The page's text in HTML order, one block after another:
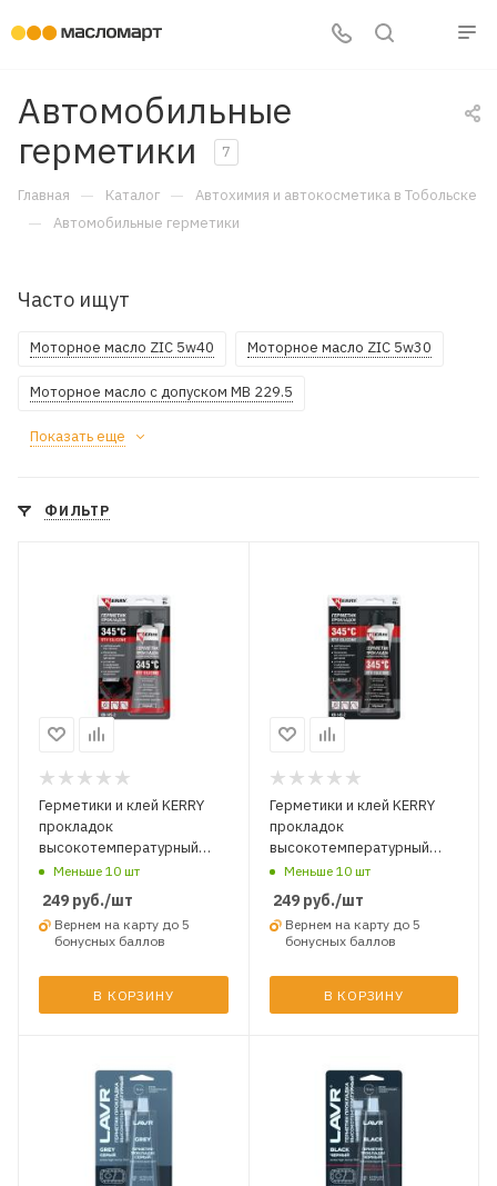
Автомобильные
герметики
7
Главная — Каталог — Автохимия и автокосметика в Тобольске
— Автомобильные герметики
Часто ищут
Моторное масло ZIC 5w40 Моторное масло ZIC 5w30
Моторное масло с допуском MB 229.5
Показать еще
ФИЛЬТР
Герметики и клей KERRY
прокладок
высокотемпературный
нейтральный RTV Серый 85
гр. Серый
Меньше 10 шт
249 руб./шт
Вернем на карту до 5
бонусных баллов
В КОРЗИНУ
Герметики и клей KERRY
прокладок
высокотемпературный
нейтральный RTV Чёрный
85 гр. Чёрный
Меньше 10 шт
249руб./шт
Вернем на карту до 5
бонусных баллов
В КОРЗИНУ